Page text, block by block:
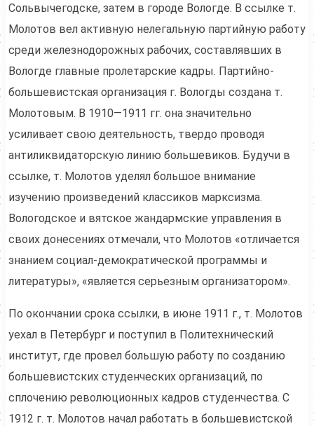
Сольвычегодске, затем в городе Вологде. В ссылке т.
Молотов вел активную нелегальную партийную работу
среди железнодорожных рабочих, составлявших в
Вологде главные пролетарские кадры. Партийно-
большевистская организация г. Вологды создана т.
Молотовым. В 1910—1911 гг. она значительно
усиливает свою деятельность, твердо проводя
антиликвидаторскую линию большевиков. Будучи в
ссылке, т. Молотов уделял большое внимание
изучению произведений классиков марксизма.
Вологодское и вятское жандармские управления в
своих донесениях отмечали, что Молотов «отличается
знанием социал-демократической программы и
литературы», «является серьезным организатором».
По окончании срока ссылки, в июне 1911 г., т. Молотов
уехал в Петербург и поступил в Политехнический
институт, где провел большую работу по созданию
большевистских студенческих организаций, по
сплочению революционных кадров студенчества. С
1912 г. т. Молотов начал работать в большевистской